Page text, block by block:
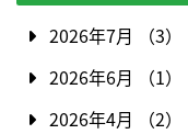
2026年7月 （3）
2026年6月 （1）
2026年4月 （2）